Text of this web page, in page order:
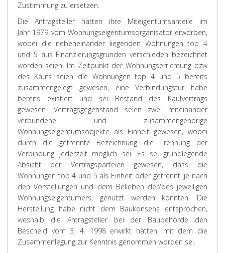
Zustimmung zu ersetzen.
Die Antragsteller hätten ihre Miteigentumsanteile im
Jahr 1979 vom Wohnungseigentumsorganisator erworben,
wobei die nebeneinander liegenden Wohnungen top 4
und 5 aus Finanzierungsgründen verschieden bezeichnet
worden seien. Im Zeitpunkt der Wohnungserrichtung bzw
des Kaufs seien die Wohnungen top 4 und 5 bereits
zusammengelegt gewesen, eine Verbindungstür habe
bereits existiert und sei Bestand des Kaufvertrags
gewesen. Vertragsgegenstand seien zwei miteinander
verbundene und zusammengehörige
Wohnungseigentumsobjekte als Einheit gewesen, wobei
durch die getrennte Bezeichnung die Trennung der
Verbindung jederzeit möglich sei. Es sei grundlegende
Absicht der Vertragsparteien gewesen, dass die
Wohnungen top 4 und 5 als Einheit oder getrennt, je nach
den Vorstellungen und dem Belieben der/des jeweiligen
Wohnungseigentümers, genutzt werden könnten. Die
Herstellung habe nicht dem Baukonsens entsprochen,
weshalb die Antragsteller bei der Baubehörde den
Bescheid vom 3. 4. 1998 erwirkt hätten, mit dem die
Zusammenlegung zur Kenntnis genommen worden sei.